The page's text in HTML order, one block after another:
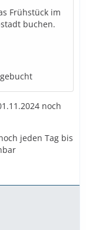
Frühstück im
buchen.
noch
jeden Tag bis